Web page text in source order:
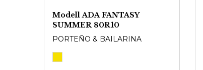
Modell ADA FANTASY
SUMMER 80R10
PORTEÑO & BAILARINA